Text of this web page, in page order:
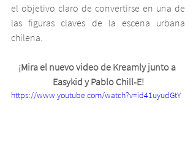
el objetivo claro de convertirse en una de
las figuras claves de la escena urbana
chilena.
¡Mira el nuevo video de Kreamly junto a
Easykid y Pablo Chill-E!
https://www.youtube.com/watch?v=id41uyudGtY